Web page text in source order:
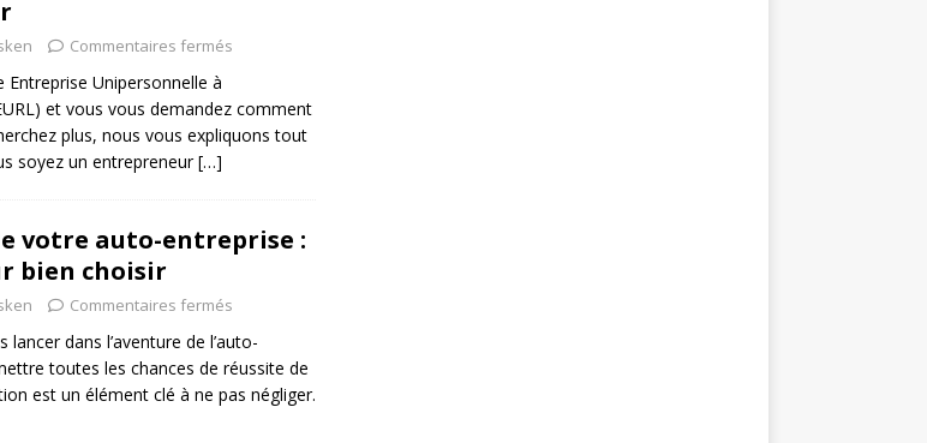
Commentaires fermés
Unipersonnelle à
et vous vous demandez comment
plus, nous vous expliquons tout
soyez un entrepreneur[…]
votre auto-entreprise :
bien choisir
Commentaires fermés
dans l’aventure de l’auto-
toutes les chances de réussite de
est un élément clé à ne pas négliger.